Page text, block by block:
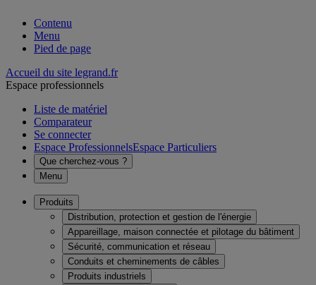
Contenu
Menu
Pied de page
Accueil du site legrand.fr
Espace professionnels
Liste de matériel
Comparateur
Se connecter
Espace ProfessionnelsEspace Particuliers
Que cherchez-vous ?
Menu
Produits
Distribution, protection et gestion de l'énergie
Appareillage, maison connectée et pilotage du bâtiment
Sécurité, communication et réseau
Conduits et cheminements de câbles
Produits industriels